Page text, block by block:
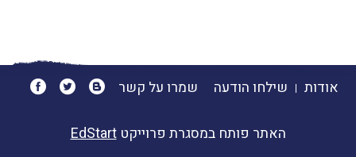
אודות שילחו הודעה שמרו על קשר
האתר פותח במסגרת פרוייקטEdStart